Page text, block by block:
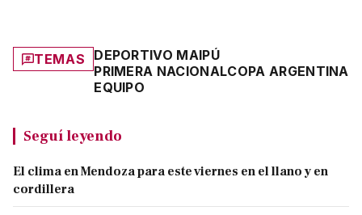
TEMAS
DEPORTIVO MAIPÚ
PRIMERA NACIONALCOPA ARGENTINA
EQUIPO
Seguí leyendo
El clima en Mendoza para este viernes en el llano y en
cordillera